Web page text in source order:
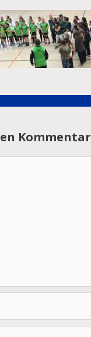
Kommentar